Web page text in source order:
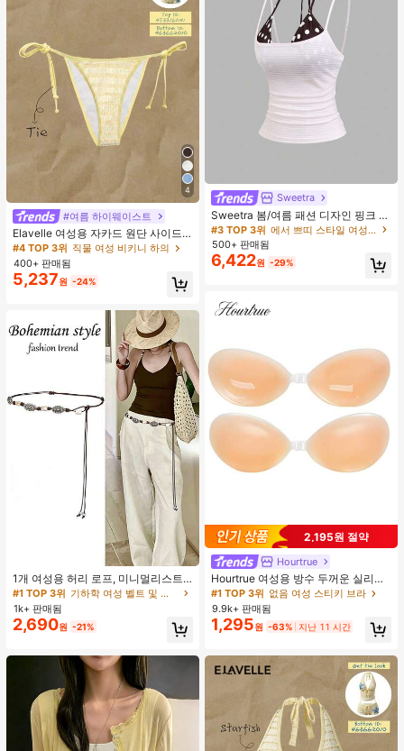
4
#여름 하이웨이스트
Elavelle 여성용 자카드 원단 사이드
타이 비키니 하의, 봄/여름
#4 TOP 3위 직물 여성 비키니 하의
400+ 판매됨
5,237원 -24%
1개 여성용 허리 로프, 미니멀리스트
보헤미안 패션 매듭 허리 벨트, 드레
스, 캐주얼 팬츠와 함께 일상 착용에
적합한 장식용 허리 액세서리
거의 매진!
#1 TOP 3위
기하학 여성 벨트 및 벨트 액세서리
거의 매진!
#1 TOP 3위
기하학 여성 벨트 및 벨트 액세서리
거의 매진!
#1 TOP 3위
1k+ 판매됨
2,690원 -21%
Sweetra
Sweetra 봄/여름 패션 디자인 핑크 스
트라이프 브라운 폴카 도트 스파게티
스트랩 2 In 1 스위트 걸리시 비치 로
맨틱 휴가 스타일 여성용 캐미 탱크 탑
#3 TOP 3위
에서 쁘띠 스타일 여성 상의, 블라우스 & 티
500+ 판매됨
6,422원 -29%
2,195원 절약
Hourtrue
Hourtrue 여성용 방수 두꺼운 실리콘
가슴 페탈, 작은 가슴 리프트업 & 푸시
인용, 웨딩 촬영 및 들러리용
#1 TOP 3위 없음 여성 스티키 브라
9.9k+ 판매됨
1,295원 -63% 지난 11 시간